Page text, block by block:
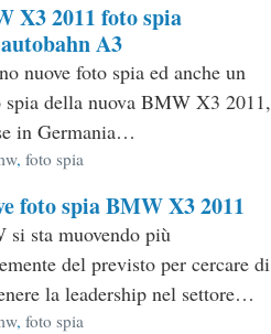
X3 2011 foto spia
A3
nuove foto spia ed anche un
spia della nuova BMW X3 2011,
in Germania…
,foto spia
foto spia BMW X3 2011
si sta muovendo più
del previsto per cercare di
la leadership nel settore…
,foto spia